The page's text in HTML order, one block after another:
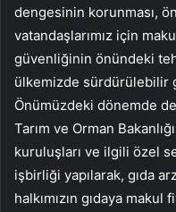
dengesinin korunması,
vatandaşlarımız için
güvenliğinin önündeki
ülkemizde sürdürülebilir
Önümüzdeki dönemde
Tarım ve Orman
kuruluşları ve ilgili özel
işbirliği yapılarak, gıda
halkımızın gıdaya makul